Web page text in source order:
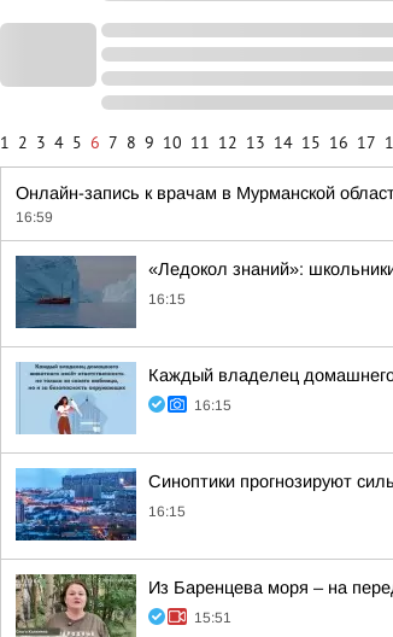
1 2 3 4 5 6 7 8 9 10 11 12 13 14 15 16 17
Онлайн-запись к врачам в Мурманской
16:59
«Ледокол знаний»:
16:15
Каждый владелец домашнего
16:15
Синоптики прогнозируют
16:15
Из Баренцева моря – на
15:51